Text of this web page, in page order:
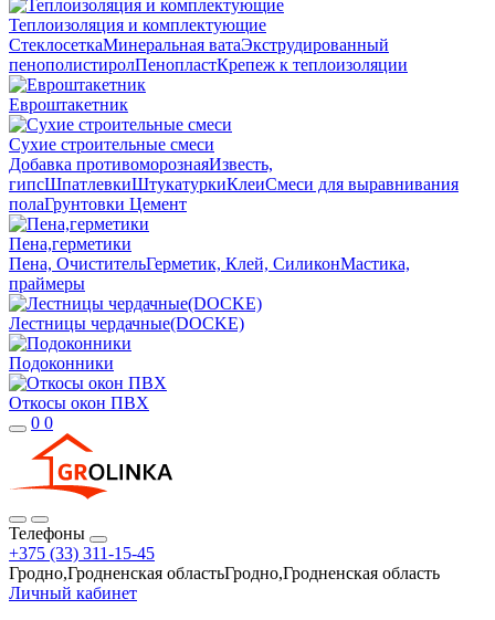
Теплоизоляция и комплектующие
СтеклосеткаМинеральная ватаЭкструдированный
пенополистиролПенопластКрепеж к теплоизоляции
Евроштакетник
Сухие строительные смеси
Добавка противоморознаяИзвесть,
гипсШпатлевкиШтукатуркиКлеиСмеси для выравнивания
полаГрунтовки Цемент
Пена,герметики
Пена, ОчистительГерметик, Клей, СиликонМастика,
праймеры
Лестницы чердачные(DOCKE)
Подоконники
Откосы окон ПВХ
0 0
Телефоны
+375 (33) 311-15-45
Гродно,Гродненская областьГродно,Гродненская область
Личный кабинет